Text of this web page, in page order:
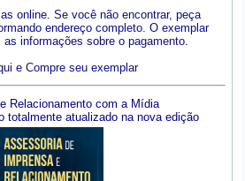
online. Se você não encontrar, peça
endereço completo. O exemplar
informações sobre o pagamento.
e Compre seu exemplar
Relacionamento com a Mídia
totalmente atualizado na nova edição